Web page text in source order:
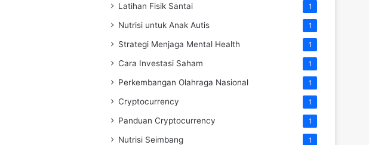
Latihan Fisik Santai 1
Nutrisi untuk Anak Autis 1
Strategi Menjaga Mental Health 1
Cara Investasi Saham 1
Perkembangan Olahraga Nasional 1
Cryptocurrency 1
Panduan Cryptocurrency 1
Nutrisi Seimbang 1